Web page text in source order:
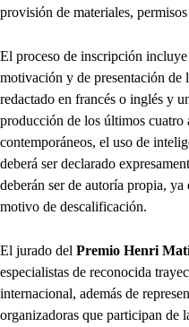
provisión de materiales,
El proceso de inscripción
motivación y de presentación de
redactado en francés o inglés y
producción de los últimos cuatro
contemporáneos, el uso de
deberá ser declarado
deberán ser de autoría propia,
motivo de descalificación.
El jurado del Premio Henri
especialistas de reconocida
internacional, además de
organizadoras que participan de